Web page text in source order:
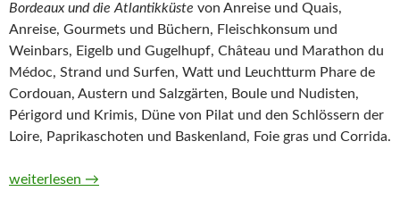
Bordeaux und die Atlantikküste von Anreise und Quais,
Anreise, Gourmets und Büchern, Fleischkonsum und
Weinbars, Eigelb und Gugelhupf, Château und Marathon du
Médoc, Strand und Surfen, Watt und Leuchtturm Phare de
Cordouan, Austern und Salzgärten, Boule und Nudisten,
Périgord und Krimis, Düne von Pilat und den Schlössern der
Loire, Paprikaschoten und Baskenland, Foie gras und Corrida.
Gebrauchsanweisung für Bordeaux und die Atlantikküste von
weiterlesen →